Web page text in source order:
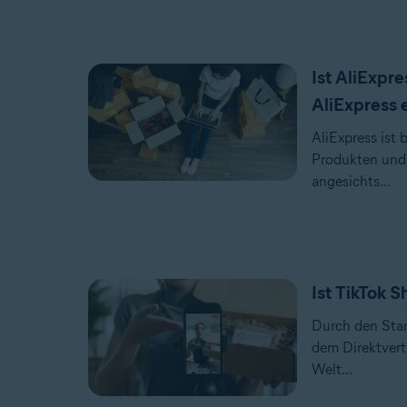
Ist
AliExpress
AliExpress ist
Produkten
angesichts...
Ist TikTok
Durch den
dem
Welt...